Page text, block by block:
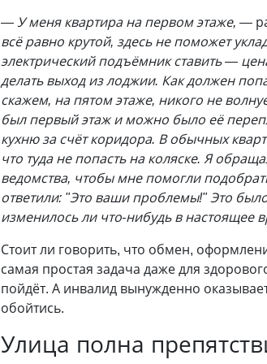
— У меня квартира на первом этаже, —
всё равно крутой, здесь не поможет
электрический подъёмник ставить —
делать выход из лоджии. Как должен
скажем, на пятом этаже, никого не
был первый этаж и можно было её
кухню за счёт коридора. В обычных
что туда не попасть на коляске. Я
ведомства, чтобы мне помогли
ответили: "Это ваши проблемы!" Это
изменилось ли что-нибудь в настоящее
Стоит ли говорить, что обмен,
самая простая задача даже для
пойдёт. А инвалид вынужденно
обойтись.
Улица полна